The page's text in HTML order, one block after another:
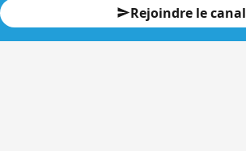
Rejoindre le canal